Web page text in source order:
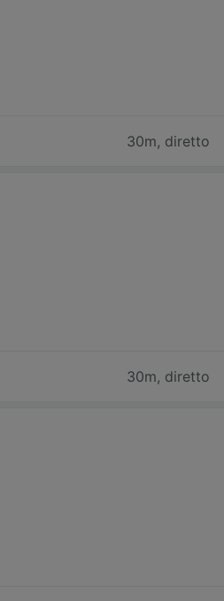
30m, diretto
30m, diretto